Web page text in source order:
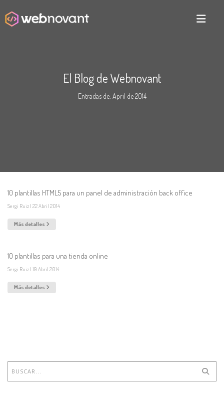
El Blog de Webnovant
Entradas de: April de 2014
10 plantillas HTML5 para un panel de administración back office
Sergi Ruiz | 22Abril 2014
Más detalles
10 plantillas para una tienda online
Sergi Ruiz | 19 Abril 2014
Más detalles